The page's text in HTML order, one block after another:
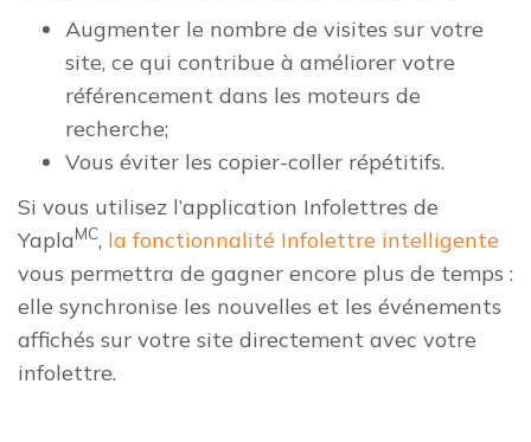
Augmenter le nombre de visites sur votre
site, ce qui contribue à améliorer votre
référencement dans les moteurs de
recherche;
Vous éviter les copier-coller répétitifs.
Si vous utilisez l’application Infolettres de
YaplaMC, la fonctionnalité Infolettre intelligente
vous permettra de gagner encore plus de temps :
elle synchronise les nouvelles et les événements
affichés sur votre site directement avec votre
infolettre.